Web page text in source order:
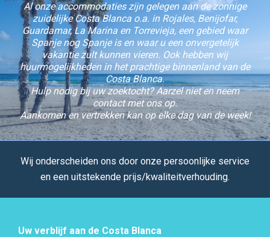
Al onze accommodaties zijn gelegen aan de zonnige
zuidelijke Costa Blanca o.a. in Rojales, Benijofar,
Guardamar, La Marina en Torrevieja, een gebied waar
Spanje nog Spanje is en waar u een onvergetelijk
vakantie zult kunnen vieren. Ook hebben wij
huurmogelijkheden in het prachtige binnenland van de
Costa Blanca.
Hulp nodig bij uw zoektocht? Aarzel niet en neem
contact met ons op.
Aankomen en vertrekken kan op elke dag van de week!
Wij onderscheiden ons door onze persoonlijke service
en een uitstekende prijs/kwaliteitverhouding.
Uw verblijf aan de Costa Blanca